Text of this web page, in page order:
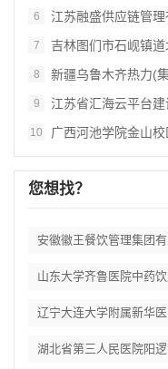
6 江苏融盛供应链管
7 吉林图们市石岘镇
8 新疆乌鲁木齐热力(
9 江苏省汇海云平台
10 广西河池学院金山
您想找？
安徽徽王餐饮管理集团
山东大学齐鲁医院中药
辽宁大连大学附属新华
湖北省第三人民医院阳